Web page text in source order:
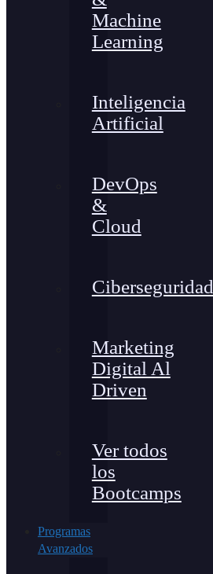
Machine
Learning
Inteligencia
Artificial
DevOps
&
Cloud
Ciberseguridad
Marketing
Digital Al
Driven
Ver todos
los
Bootcamps
Programas
Avanzados